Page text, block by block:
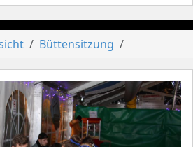
Büttensitzung